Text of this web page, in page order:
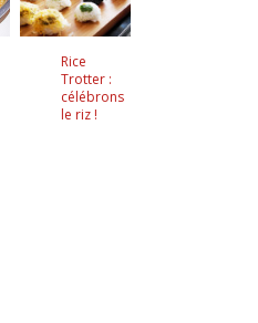
Rice
Trotter :
célébrons
le riz !